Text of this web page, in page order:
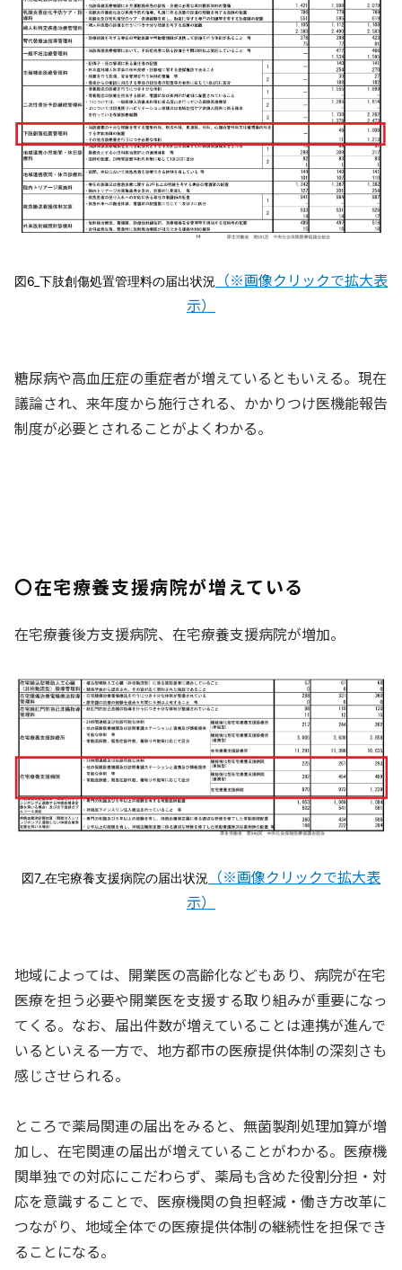
図6_下肢創傷処置管理料の届出状況
（※画像クリックで拡大表
示）
糖尿病や高血圧症の重症者が増えているともいえる。現在
議論され、来年度から施行される、かかりつけ医機能報告
制度が必要とされることがよくわかる。
〇在宅療養支援病院が増えている
在宅療養後方支援病院、在宅療養支援病院が増加。
図7_在宅療養支援病院の届出状況
（※画像クリックで拡大表
示）
地域によっては、開業医の高齢化などもあり、病院が在宅
医療を担う必要や開業医を支援する取り組みが重要になっ
てくる。なお、届出件数が増えていることは連携が進んで
いるといえる一方で、地方都市の医療提供体制の深刻さも
感じさせられる。
ところで薬局関連の届出をみると、無菌製剤処理加算が増
加し、在宅関連の届出が増えていることがわかる。医療機
関単独での対応にこだわらず、薬局も含めた役割分担・対
応を意識することで、医療機関の負担軽減・働き方改革に
つながり、地域全体での医療提供体制の継続性を担保でき
ることになる。